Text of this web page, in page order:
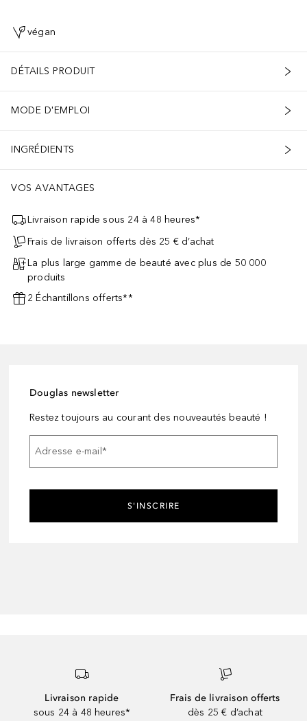
végan
DÉTAILS PRODUIT
MODE D'EMPLOI
INGRÉDIENTS
VOS AVANTAGES
Livraison rapide sous 24 à 48 heures*
Frais de livraison offerts dès 25 € d’achat
La plus large gamme de beauté avec plus de 50 000
produits
2 Échantillons offerts**
Douglas newsletter
Restez toujours au courant des nouveautés beauté !
Adresse e-mail*
S'INSCRIRE
Livraison rapide
sous 24 à 48 heures*
Frais de livraison offerts
dès 25 € d’achat